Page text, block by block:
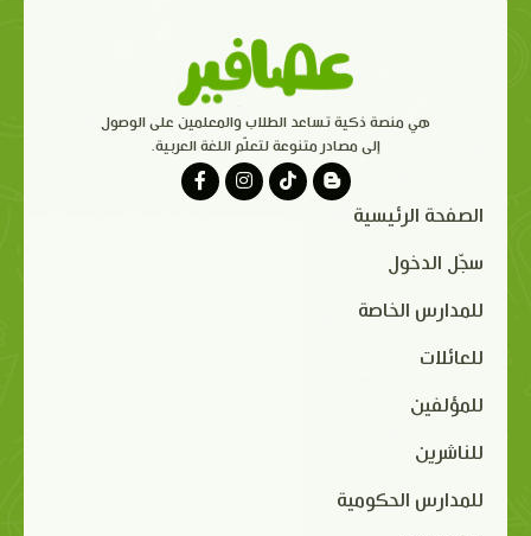
هي منصة ذكية تساعد الطلاب والمعلمين على الوصول
إلى مصادر متنوعة لتعلّم اللغة العربية.
الصفحة الرئيسية
سجّل الدخول
للمدارس الخاصة
للعائلات
للمؤلفين
للناشرين
للمدارس الحكومية